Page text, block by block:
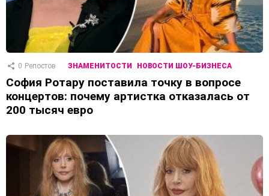
0 Репостов ЗНАМЕНИТОСТИ НОВОСТИ ШОУ-БИЗНЕСА
София Ротару поставила точку в вопросе
концертов: почему артистка отказалась от
200 тысяч евро